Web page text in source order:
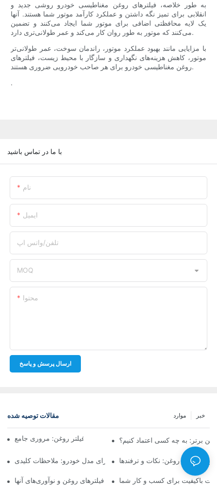
به طور خلاصه، فیلترهای روغن مغناطیسی خودرو روشی جدید و
انقلابی برای تمیز نگه داشتن و عملکرد کارآمد موتور شما هستند. آنها
یک لایه محافظتی اضافی برای موتور شما ایجاد می‌کنند و تضمین
می‌کنند که موتور به طور روان کار می‌کند و عمر طولانی‌تری دارد.
با مزایایی مانند بهبود عملکرد موتور، راندمان سوخت، عمر طولانی‌تر
موتور، کاهش هزینه‌های نگهداری و سازگار با محیط زیست، فیلترهای
روغن مغناطیسی خودرو برای هر صاحب خودرویی ضروری هستند.
.
با ما در تماس باشید
نام
ایمیل
تلفن/واتس اپ
MOQ
محتوا
ارسال پرسش و پاسخ
مقالات توصیه شده خبر موارد
شرکت‌های برتر تولیدکننده فیلتر روغن: مروری جامعبرتر: به چه کسی اعتماد کنیم؟
انتخاب فیلتر روغن مناسب برای مدل خودرو: ملاحظات کلیدی
فیلتر روغن: نکات و ترفندها
نگاهی به تولیدکنندگان پیشرو فیلترهای روغن و نوآوری‌های آنها
باکیفیت برای کسب و کار شما